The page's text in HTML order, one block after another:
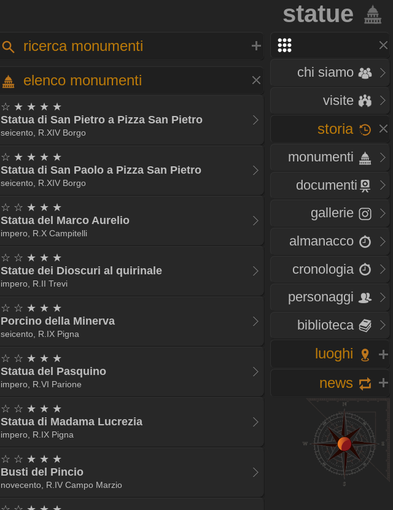
statue
chi siamo
visite
storia
monumenti
documenti
gallerie
almanacco
cronologia
personaggi
biblioteca
luoghi
news
ricerca monumenti
elenco monumenti
☆ ★ ★ ★ ★
Statua di San Pietro a Pizza San Pietro
seicento, R.XIV Borgo
☆ ★ ★ ★ ★
Statua di San Paolo a Pizza San Pietro
seicento, R.XIV Borgo
☆ ☆ ★ ★ ★
Statua del Marco Aurelio
impero, R.X Campitelli
☆ ☆ ★ ★ ★
Statue dei Dioscuri al quirinale
impero, R.II Trevi
☆ ☆ ★ ★ ★
Porcino della Minerva
seicento, R.IX Pigna
☆ ☆ ★ ★ ★
Statua del Pasquino
impero, R.VI Parione
☆ ☆ ★ ★ ★
Statua di Madama Lucrezia
impero, R.IX Pigna
☆ ☆ ★ ★ ★
Busti del Pincio
novecento, R.IV Campo Marzio